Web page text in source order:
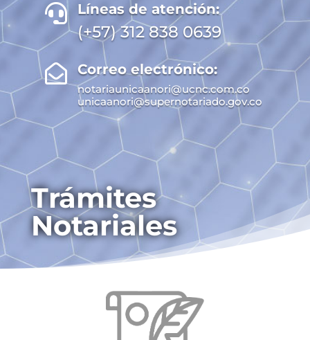
 Líneas de atención:
(+57) 312 838 0639
 Correo electrónico:
notariaunicaanori@ucnc.com.co
unicaanori@supernotariado.gov.co
Trámites
Notariales